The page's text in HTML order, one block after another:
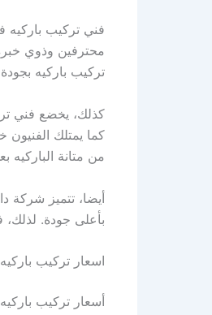
فني تركيب باركيه
محترفين وذوي
تركيب باركيه
كذلك، يخضع فني
كما يمتلك
من متانة
أيضا، تتميز شركة
بأعلى جودة. لذلك،
اسعار تركيب
أسعار تركيب